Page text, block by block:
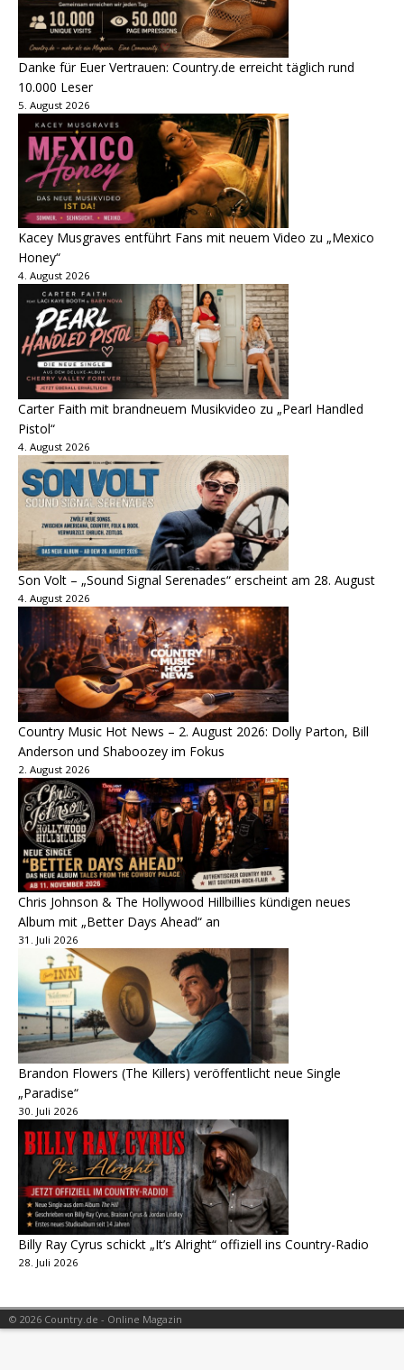
Danke für Euer Vertrauen: Country.de erreicht täglich rund
10.000 Leser
5. August 2026
Kacey Musgraves entführt Fans mit neuem Video zu „Mexico
Honey“
4. August 2026
Carter Faith mit brandneuem Musikvideo zu „Pearl Handled
Pistol“
4. August 2026
Son Volt – „Sound Signal Serenades“ erscheint am 28. August
4. August 2026
Country Music Hot News – 2. August 2026: Dolly Parton, Bill
Anderson und Shaboozey im Fokus
2. August 2026
Chris Johnson & The Hollywood Hillbillies kündigen neues
Album mit „Better Days Ahead“ an
31. Juli 2026
Brandon Flowers (The Killers) veröffentlicht neue Single
„Paradise“
30. Juli 2026
Billy Ray Cyrus schickt „It’s Alright“ offiziell ins Country-Radio
28. Juli 2026
© 2026 Country.de - Online Magazin